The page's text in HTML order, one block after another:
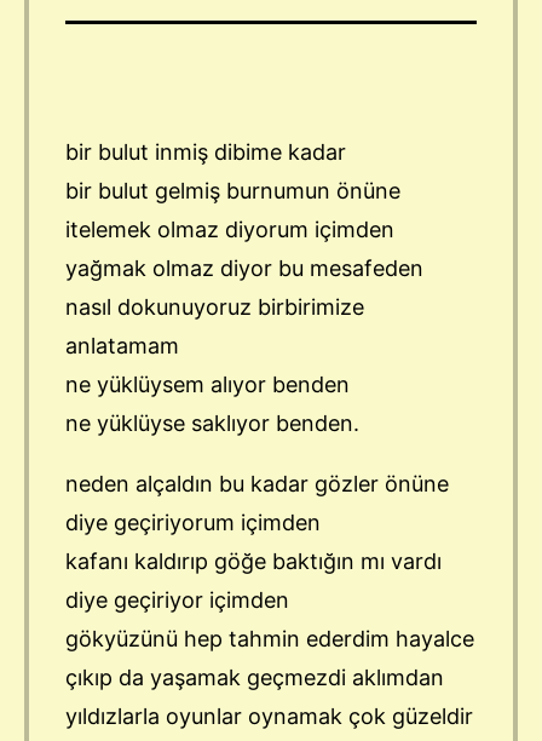
bir bulut inmiş dibime kadar
bir bulut gelmiş burnumun önüne
itelemek olmaz diyorum içimden
yağmak olmaz diyor bu mesafeden
nasıl dokunuyoruz birbirimize
anlatamam
ne yüklüysem alıyor benden
ne yüklüyse saklıyor benden.
neden alçaldın bu kadar gözler önüne
diye geçiriyorum içimden
kafanı kaldırıp göğe baktığın mı vardı
diye geçiriyor içimden
gökyüzünü hep tahmin ederdim hayalce
çıkıp da yaşamak geçmezdi aklımdan
yıldızlarla oyunlar oynamak çok güzeldir